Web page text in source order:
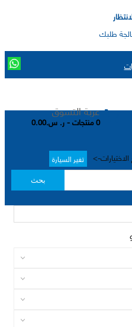
طلبك
عربة التسوق
0 منتجات - ر. س.0.00
> تغير السيارة
بحث